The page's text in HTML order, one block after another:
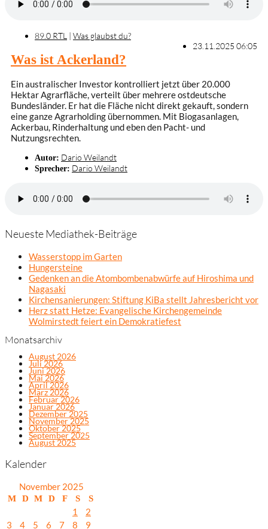
89.0 RTL | Was glaubst du?
23.11.2025 06:05
Was ist Ackerland?
Ein australischer Investor kontrolliert jetzt über 20.000
Hektar Agrarfläche, verteilt über mehrere ostdeutsche
Bundesländer. Er hat die Fläche nicht direkt gekauft, sondern
eine ganze Agrarholding übernommen. Mit Biogasanlagen,
Ackerbau, Rinderhaltung und eben den Pacht- und
Nutzungsrechten.
Autor: Dario Weilandt
Sprecher: Dario Weilandt
Neueste Mediathek-Beiträge
Wasserstopp im Garten
Hungersteine
Gedenken an die Atombombenabwürfe auf Hiroshima und
Nagasaki
Kirchensanierungen: Stiftung KiBa stellt Jahresbericht vor
Herz statt Hetze: Evangelische Kirchengemeinde
Wolmirstedt feiert ein Demokratiefest
Monatsarchiv
August 2026
Juli 2026
Juni 2026
Mai 2026
April 2026
März 2026
Februar 2026
Januar 2026
Dezember 2025
November 2025
Oktober 2025
September 2025
August 2025
Kalender
November 2025
M D M D F S S
1
2
3
4 5 6 7 8 9